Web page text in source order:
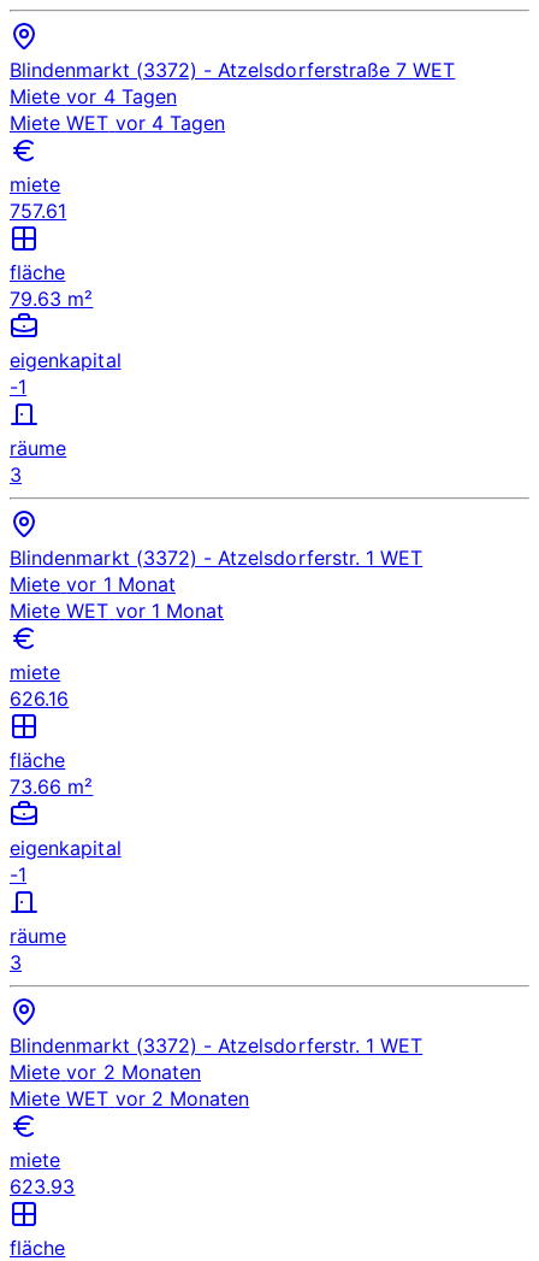
Blindenmarkt (3372) - Atzelsdorferstraße 7 WET
Miete vor 4 Tagen
Miete WET vor 4 Tagen
miete
757.61
fläche
79.63 m²
eigenkapital
-1
räume
3
Blindenmarkt (3372) - Atzelsdorferstr. 1 WET
Miete vor 1 Monat
Miete WET vor 1 Monat
miete
626.16
fläche
73.66 m²
eigenkapital
-1
räume
3
Blindenmarkt (3372) - Atzelsdorferstr. 1 WET
Miete vor 2 Monaten
Miete WET vor 2 Monaten
miete
623.93
fläche